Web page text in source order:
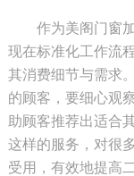
作为美阁门窗加
现在标准化工作流
其消费细节与需求
的顾客，要细心观
助顾客推荐出适合
这样的服务，对很
受用，有效地提高